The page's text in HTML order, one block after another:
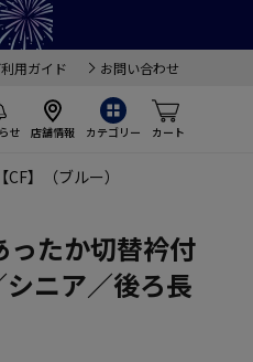
用ガイド お問い合わせ
せ 店舗情報 カテゴリー カート
】（ブルー）
ったか切替衿付
ニア／後ろ長